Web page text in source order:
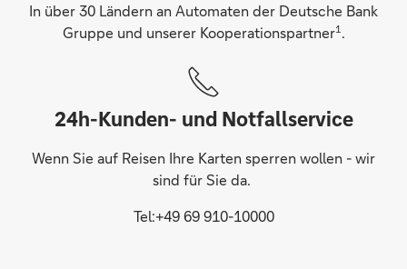
In über 30 Ländern an Automaten der Deutsche Bank
Gruppe und unserer Kooperationspartner1.
24h-Kunden- und Notfallservice
Wenn Sie auf Reisen Ihre Karten sperren wollen - wir
sind für Sie da.
Tel:+49 69 910-10000